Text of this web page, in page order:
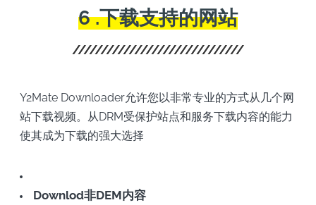
6 .下载支持的网站
Y2Mate Downloader允许您以非常专业的方式从几个网
站下载视频。从DRM受保护站点和服务下载内容的能力
使其成为下载的强大选择
Downlod非DEM内容